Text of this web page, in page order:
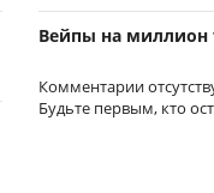
Вейпы на миллион
Комментарии
Будьте первым, кто